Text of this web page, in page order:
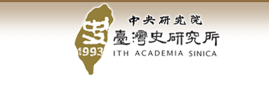
到
中
央
研